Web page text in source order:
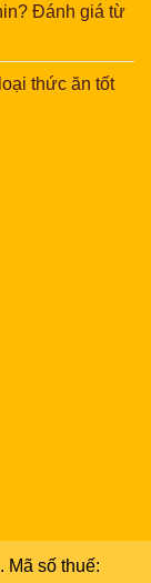
Đánh giá từ
thức ăn tốt
Mã số thuế: